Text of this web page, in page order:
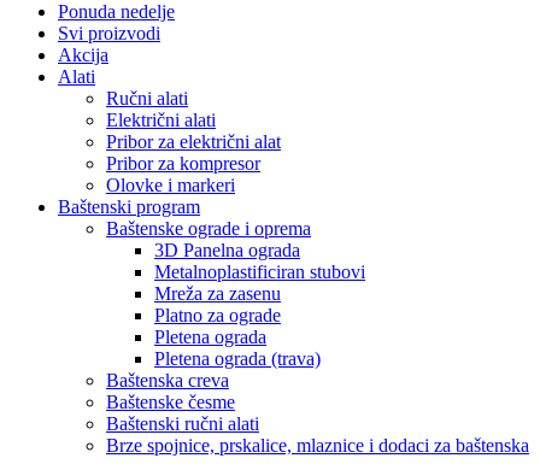
Ponuda nedelje
Svi proizvodi
Akcija
Alati
Ručni alati
Električni alati
Pribor za električni alat
Pribor za kompresor
Olovke i markeri
Baštenski program
Baštenske ograde i oprema
3D Panelna ograda
Metalnoplastificiran stubovi
Mreža za zasenu
Platno za ograde
Pletena ograda
Pletena ograda (trava)
Baštenska creva
Baštenske česme
Baštenski ručni alati
Brze spojnice, prskalice, mlaznice i dodaci za baštenska